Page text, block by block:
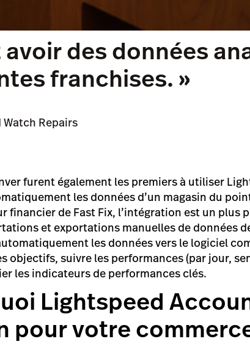
des données
franchises. »
Repairs
furent également les premiers à utiliser
les données d’un magasin du
de Fast Fix, l’intégration est un plus
et exportations manuelles de données
les données vers le logiciel
objectifs, suivre les performances (par jour,
les indicateurs de performances clés.
Lightspeed
pour votre